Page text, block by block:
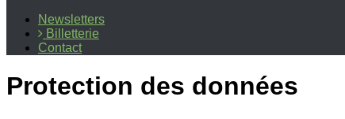
Newsletters
Billetterie
Contact
Protection des données